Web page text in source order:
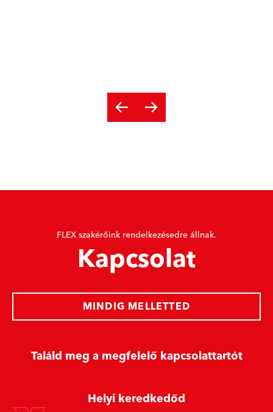
FLEX szakérőink rendelkezésedre állnak.
Kapcsolat
Találd meg a megfelelő kapcsolattartót
MINDIG MELLETTED
Helyi keredkedőd